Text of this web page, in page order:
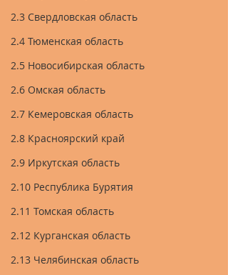
2.3 Свердловская область
2.4 Тюменская область
2.5 Новосибирская область
2.6 Омская область
2.7 Кемеровская область
2.8 Красноярский край
2.9 Иркутская область
2.10 Республика Бурятия
2.11 Томская область
2.12 Курганская область
2.13 Челябинская область